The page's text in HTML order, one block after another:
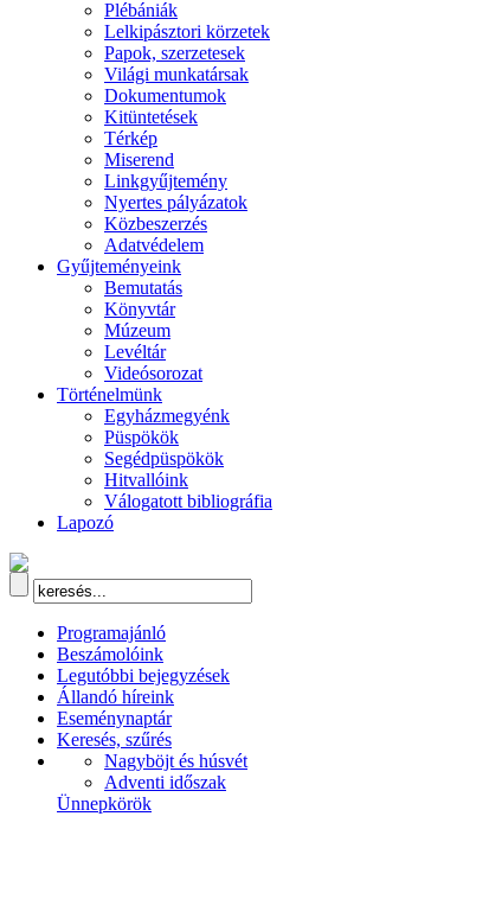
Plébániák
Lelkipásztori körzetek
Papok, szerzetesek
Világi munkatársak
Dokumentumok
Kitüntetések
Térkép
Miserend
Linkgyűjtemény
Nyertes pályázatok
Közbeszerzés
Adatvédelem
Gyűjteményeink
Bemutatás
Könyvtár
Múzeum
Levéltár
Videósorozat
Történelmünk
Egyházmegyénk
Püspökök
Segédpüspökök
Hitvallóink
Válogatott bibliográfia
Lapozó
Programajánló
Beszámolóink
Legutóbbi bejegyzések
Állandó híreink
Eseménynaptár
Keresés, szűrés
Nagyböjt és húsvét
Adventi időszak
Ünnepkörök